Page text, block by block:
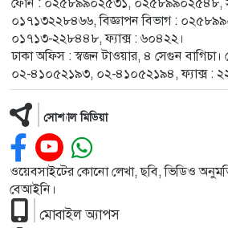
০১৭১৩২২৮৪৬৬, বিজ্ঞাপন বিভাগ :
০১৭১৩-২২৮৪৪৮, ফ্যাক্স : ৬০৪২২।
ঢাকা অফিস : স্বজন টাওয়ার, ৪ সেগুন
০২-৪১০৫২১৯৩, ০২-৪১০৫২১৯৪, ফ্যাক্স :
সোশ্যাল মিডিয়া
ওয়েবসাইটের কোনো লেখা, ছবি, ভিডিও
বেআইনি।
মোবাইল অ্যাপস